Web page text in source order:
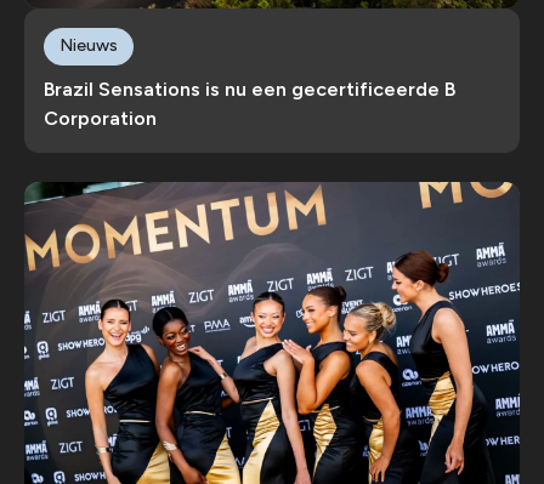
Brazil Sensations is nu een gecertificeerde B
Corporation
Nieuws